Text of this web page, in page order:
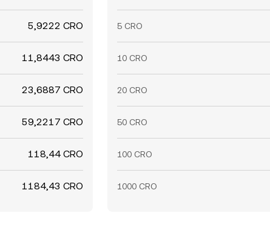
5,9222 CRO
11,8443 CRO
23,6887 CRO
59,2217 CRO
118,44 CRO
1184,43 CRO
5 CRO
10 CRO
20 CRO
50 CRO
100 CRO
1000 CRO